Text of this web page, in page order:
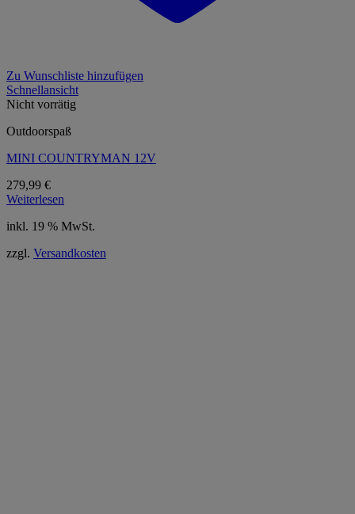
Zu Wunschliste hinzufügen
Schnellansicht
Nicht vorrätig
Outdoorspaß
MINI COUNTRYMAN 12V
279,99 €
Weiterlesen
inkl. 19 % MwSt.
zzgl. Versandkosten